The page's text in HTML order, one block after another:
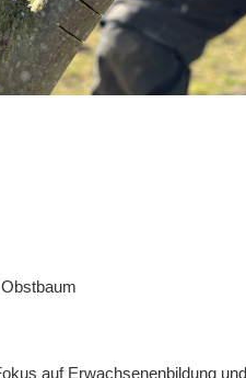
auf Erwachsenenbildung und